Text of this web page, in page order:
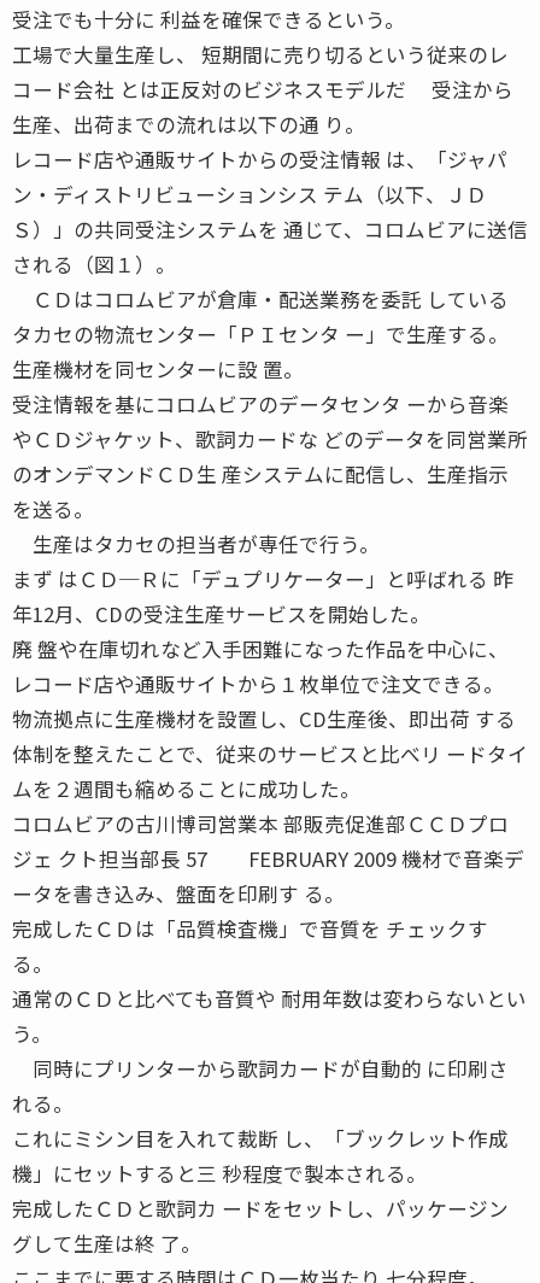
受注でも十分に 利益を確保できるという。
工場で大量生産し、 短期間に売り切るという従来のレ
コード会社 とは正反対のビジネスモデルだ 受注から
生産、出荷までの流れは以下の通 り。
レコード店や通販サイトからの受注情報 は、「ジャパ
ン・ディストリビューションシス テム（以下、ＪＤ
Ｓ）」の共同受注システムを 通じて、コロムビアに送信
される（図１）。
ＣＤはコロムビアが倉庫・配送業務を委託 している
タカセの物流センター「ＰＩセンタ ー」で生産する。
生産機材を同センターに設 置。
受注情報を基にコロムビアのデータセンタ ーから音楽
やＣＤジャケット、歌詞カードな どのデータを同営業所
のオンデマンドＣＤ生 産システムに配信し、生産指示
を送る。
生産はタカセの担当者が専任で行う。
まず はＣＤ─Ｒに「デュプリケーター」と呼ばれる 昨
年12月、CDの受注生産サービスを開始した。
廃 盤や在庫切れなど入手困難になった作品を中心に、
レコード店や通販サイトから１枚単位で注文できる。
物流拠点に生産機材を設置し、CD生産後、即出荷 する
体制を整えたことで、従来のサービスと比べリ ードタイ
ムを２週間も縮めることに成功した。
コロムビアの古川博司営業本 部販売促進部ＣＣＤプロ
ジェ クト担当部長 57 FEBRUARY 2009 機材で音楽デ
ータを書き込み、盤面を印刷す る。
完成したＣＤは「品質検査機」で音質を チェックす
る。
通常のＣＤと比べても音質や 耐用年数は変わらないとい
う。
同時にプリンターから歌詞カードが自動的 に印刷さ
れる。
これにミシン目を入れて裁断 し、「ブックレット作成
機」にセットすると三 秒程度で製本される。
完成したＣＤと歌詞カ ードをセットし、パッケージン
グして生産は終 了。